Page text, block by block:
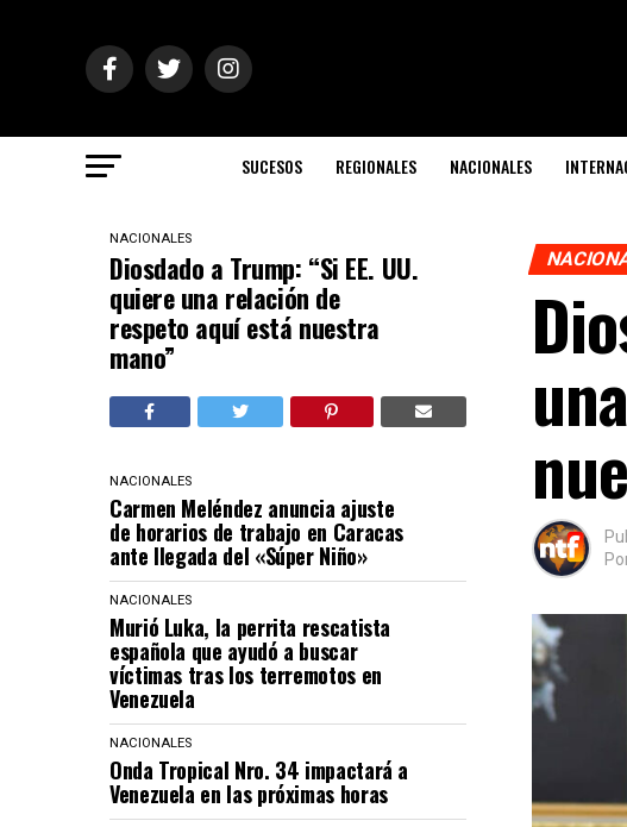
SUCESOS REGIONALES NACIONALES
NACIONALES
Diosdado a Trump: “Si EE. UU.
quiere una relación de
respeto aquí está nuestra
mano”
NACIONALES
Carmen Meléndez anuncia ajuste
de horarios de trabajo en Caracas
ante llegada del «Súper Niño»
NACIONALES
Murió Luka, la perrita rescatista
española que ayudó a buscar
víctimas tras los terremotos en
Venezuela
NACIONALES
Onda Tropical Nro. 34 impactará a
Venezuela en las próximas horas